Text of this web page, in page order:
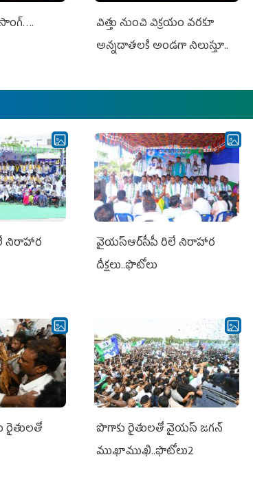
విత్తు నుంచి విక్రయం వరకూ
అన్నదాతలకి అండగా నిలుస్తూ..
నిరాహార
వైయ‌స్ఆర్‌సీపీ రిలే నిరాహార
దీక్షలు..ఫొటోలు
రైతులతో
పొగాకు రైతుల‌తో వైయ‌స్ జ‌గ‌న్
ముఖాముఖి..ఫొటోలు2